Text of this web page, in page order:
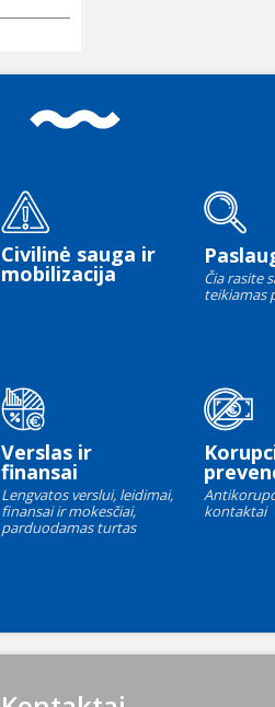
Civilinė sauga ir
mobilizacija
Čia rasite
teikiamas
Verslas ir
finansai
Lengvatos verslui, leidimai,
finansai ir mokesčiai,
parduodamas turtas
kontaktai